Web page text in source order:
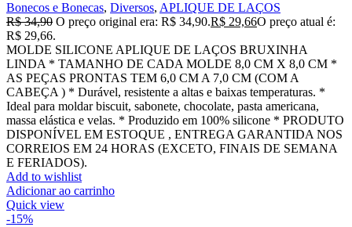
Bonecos e Bonecas, Diversos, APLIQUE DE LAÇOS
R$34,90 O preço original era: R$ 34,90.R$ 29,66O preço atual é:
R$ 29,66.
MOLDE SILICONE APLIQUE DE LAÇOS BRUXINHA
LINDA * TAMANHO DE CADA MOLDE 8,0 CM X 8,0 CM *
AS PEÇAS PRONTAS TEM 6,0 CM A 7,0 CM (COM A
CABEÇA ) * Durável, resistente a altas e baixas temperaturas. *
Ideal para moldar biscuit, sabonete, chocolate, pasta americana,
massa elástica e velas. * Produzido em 100% silicone * PRODUTO
DISPONÍVEL EM ESTOQUE , ENTREGA GARANTIDA NOS
CORREIOS EM 24 HORAS (EXCETO, FINAIS DE SEMANA
E FERIADOS).
Add to wishlist
Adicionar ao carrinho
Quick view
-15%